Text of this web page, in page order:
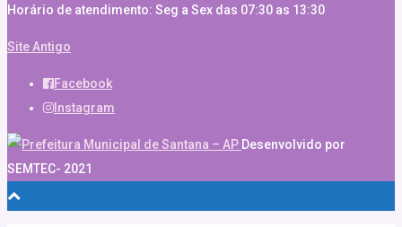
Horário de atendimento: Seg a Sex das 07:30 as 13:30
Site Antigo
Facebook
Instagram
Desenvolvido por
SEMTEC- 2021